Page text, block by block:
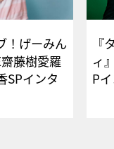
！げーみん
藤樹愛羅
SPインタ
『
ィ
P